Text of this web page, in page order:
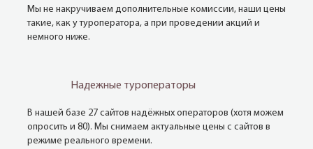
Мы не накручиваем дополнительные комиссии, наши цены
такие, как у туроператора, а при проведении акций и
немного ниже.
Надежные туроператоры
В нашей базе 27 сайтов надёжных операторов (хотя можем
опросить и 80). Мы снимаем актуальные цены с сайтов в
режиме реального времени.